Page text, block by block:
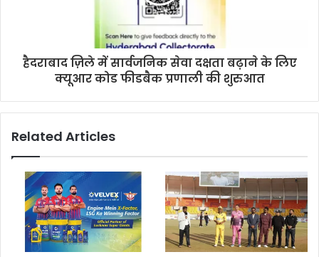
हैदराबाद ज़िले में सार्वजनिक सेवा दक्षता बढ़ाने के लिए
क्यूआर कोड फीडबैक प्रणाली की शुरुआत
Related Articles